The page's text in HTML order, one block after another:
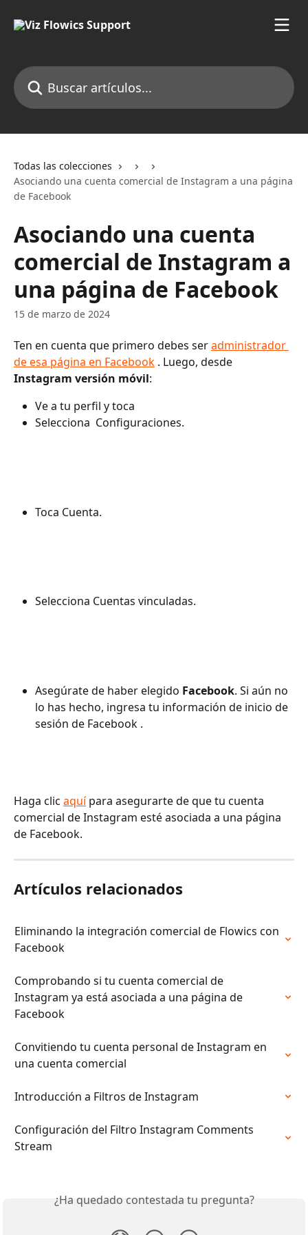
Buscar artículos...
Todas las colecciones
Asociando una cuenta comercial de Instagram a una página
de Facebook
Asociando una cuenta
comercial de Instagram a
una página de Facebook
15 de marzo de 2024
Ten en cuenta que primero debes ser administrador
de esa página en Facebook . Luego, desde
Instagram versión móvil:
Ve a tu perfil y toca
Selecciona Configuraciones.
Toca Cuenta.
Selecciona Cuentas vinculadas.
Asegúrate de haber elegido Facebook. Si aún no
lo has hecho, ingresa tu información de inicio de
sesión de Facebook .
Haga clic aquí para asegurarte de que tu cuenta
comercial de Instagram esté asociada a una página
de Facebook.
Artículos relacionados
Eliminando la integración comercial de Flowics con
Facebook
Comprobando si tu cuenta comercial de
Instagram ya está asociada a una página de
Facebook
Convitiendo tu cuenta personal de Instagram en
una cuenta comercial
Introducción a Filtros de Instagram
Configuración del Filtro Instagram Comments
Stream
¿Ha quedado contestada tu pregunta?